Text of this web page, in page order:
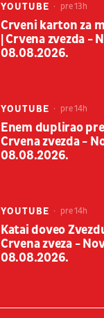
YOUTUBE pre 13h
Crveni karton za
| Crvena zvezda -
08.08.2026.
YOUTUBE pre 14h
Enem duplirao
Crvena zvezda -
08.08.2026.
YOUTUBE pre 14h
Katai doveo
Crvena zveza -
08.08.2026.